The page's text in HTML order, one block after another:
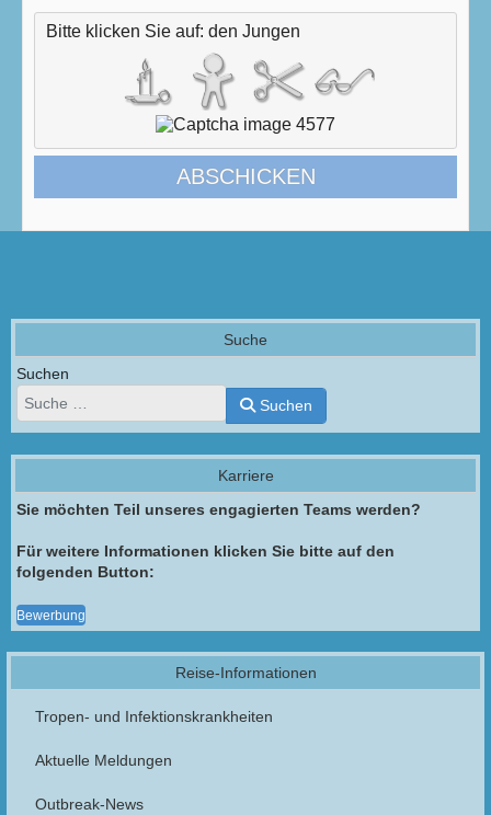
Bitte klicken Sie auf: den Jungen
ABSCHICKEN
Suche
Suchen
Suchen
Karriere
Sie möchten Teil unseres engagierten Teams werden?
Für weitere Informationen klicken Sie bitte auf den
folgenden Button:
Bewerbung
Reise-Informationen
Tropen- und Infektionskrankheiten
Aktuelle Meldungen
Outbreak-News